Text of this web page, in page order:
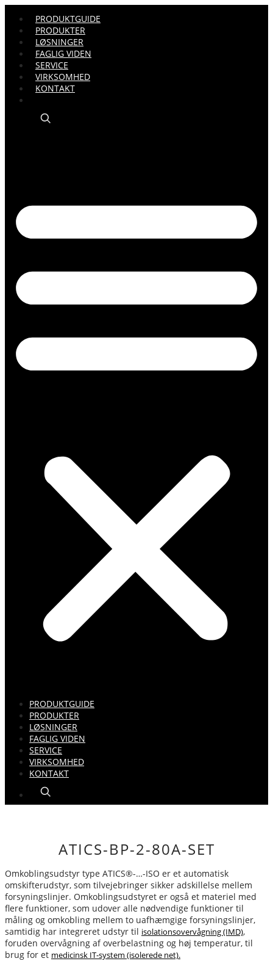
PRODUKTGUIDE
PRODUKTER
LØSNINGER
FAGLIG VIDEN
SERVICE
VIRKSOMHED
KONTAKT
PRODUKTGUIDE
PRODUKTER
LØSNINGER
FAGLIG VIDEN
SERVICE
VIRKSOMHED
KONTAKT
ATICS-BP-2-80A-SET
Omkoblingsudstyr type ATICS®-…-ISO er et automatisk
omskifterudstyr, som tilvejebringer sikker adskillelse mellem
forsyningslinjer. Omkoblingsudstyret er også et materiel med
flere funktioner, som udover alle nødvendige funktioner til
måling og omkobling mellem to uafhæmgige forsyningslinjer,
samtidig har integreret udstyr til isolationsovervågning (IMD),
foruden overvågning af overbelastning og høj temperatur, til
brug for et medicinsk IT-system (isolerede net).